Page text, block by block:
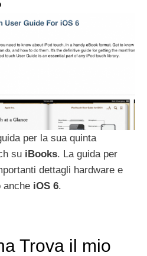
per la sua quinta
su iBooks. La guida per
dettagli hardware e
anche iOS 6.
Trova il mio